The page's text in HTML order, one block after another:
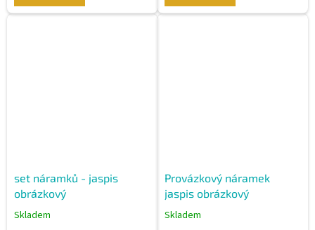
set náramků - jaspis
obrázkový
Skladem
Provázkový náramek
jaspis obrázkový
Skladem